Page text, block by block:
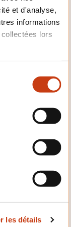
et d'analyse,
informations
lors
les détails